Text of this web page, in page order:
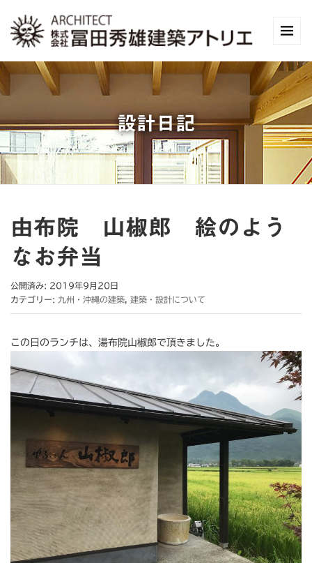
設計日記
由布院 山椒郎 絵のよう
なお弁当
公開済み: 2019年9月20日
カテゴリー: 九州・沖縄の建築 建築・設計について
この日のランチは、湯布院山椒郎で頂きました。